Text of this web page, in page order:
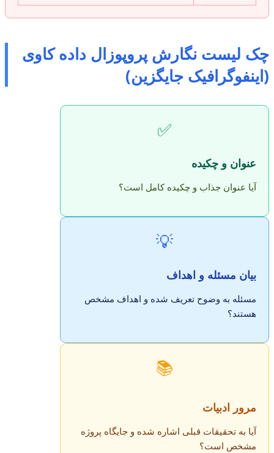
چک لیست نگارش پروپوزال داده کاوی
(اینفوگرافیک جایگزین)
✅
عنوان و چکیده
آیا عنوان جذاب و چکیده کامل است؟
💡
بیان مسئله و اهداف
مسئله به وضوح تعریف شده و اهداف مشخص
هستند؟
📚
مرور ادبیات
آیا به تحقیقات قبلی اشاره شده و جایگاه پروژه
مشخص است؟